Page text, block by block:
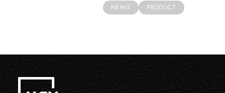
NEWS PRODUCT